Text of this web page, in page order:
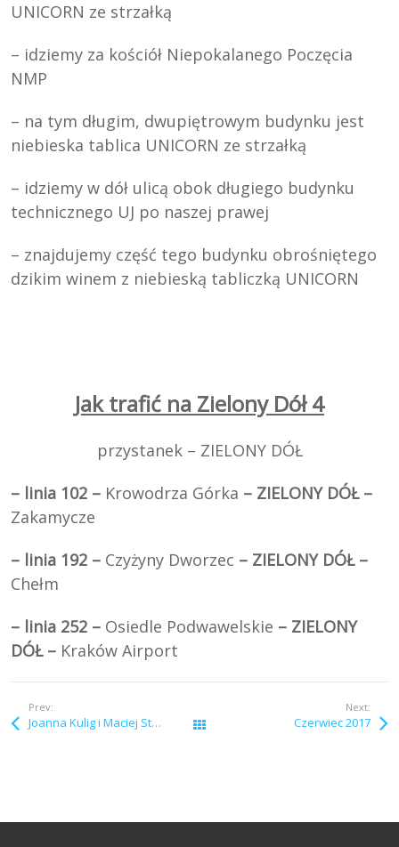
UNICORN ze strzałką
– idziemy za kościół Niepokalanego Poczęcia
NMP
– na tym długim, dwupiętrowym budynku jest
niebieska tablica UNICORN ze strzałką
– idziemy w dół ulicą obok długiego budynku
technicznego UJ po naszej prawej
– znajdujemy część tego budynku obrośniętego
dzikim winem z niebieską tabliczką UNICORN
Jak trafić na Zielony Dół 4
przystanek – ZIELONY DÓŁ
– linia 102 – Krowodrza Górka – ZIELONY DÓŁ –
Zakamycze
– linia 192 – Czyżyny Dworzec – ZIELONY DÓŁ –
Chełm
– linia 252 – Osiedle Podwawelskie – ZIELONY
DÓŁ – Kraków Airport
Prev:
Joanna Kulig i Maciej Stuhr dla Stowarzyszenia UNICORN Wszystkie wpisy
Next:
Czerwiec 2017